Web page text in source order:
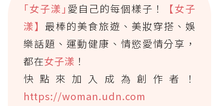
｢女子漾｣ 愛自己的每個樣子！
【女子
漾】最棒的美食旅遊、美妝穿搭、娛
樂話題、運動健康、情慾愛情分享，
都在女子漾 ！
快點來加入成為創作者！
https://woman.udn.com